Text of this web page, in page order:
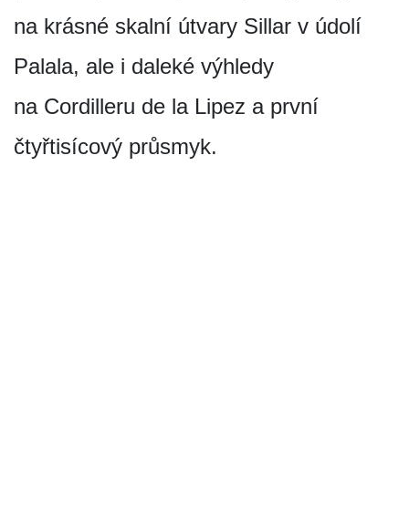
na krásné skalní útvary Sillar v údolí
Palala, ale i daleké výhledy
na Cordilleru de la Lipez a první
čtyřtisícový průsmyk.